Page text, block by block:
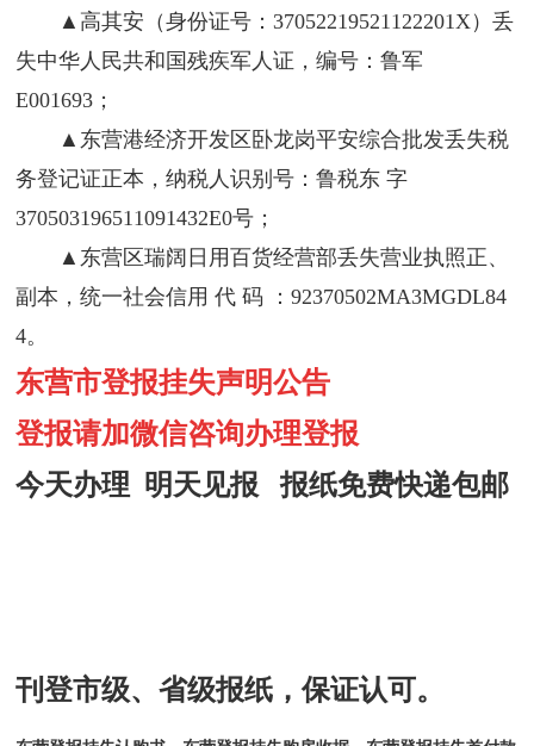
▲高其安（身份证号：37052219521122201X）丢
失中华人民共和国残疾军人证，编号：鲁军
E001693；
▲东营港经济开发区卧龙岗平安综合批发丢失税
务登记证正本，纳税人识别号：鲁税东 字
370503196511091432E0号；
▲东营区瑞阔日用百货经营部丢失营业执照正、
副本，统一社会信用 代 码 ：92370502MA3MGDL84
4。
东营市登报挂失声明公告
登报请加微信咨询办理登报
今天办理 明天见报 报纸免费快递包邮
刊登市级、省级报纸，保证认可。